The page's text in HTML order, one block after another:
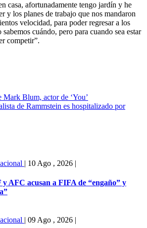
casa, afortunadamente tengo jardín y he
y los planes de trabajo que nos mandaron
velocidad, para poder regresar a los
cuándo, pero para cuando sea estar
competir”.
Mark Blum, actor de ‘You’
de Rammstein es hospitalizado por
| 10 Ago , 2026 |
AFC acusan a FIFA de “engaño” y
| 09 Ago , 2026 |